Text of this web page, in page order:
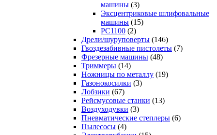
машины (3)
Эксцентриковые шлифовальные
машины (15)
PC1100 (2)
Дрели/шуруповерты (146)
Гвоздезабивные пистолеты (7)
Фрезерные машины (48)
Триммеры (14)
Ножницы по металлу (19)
Газонокосилки (3)
Лобзики (67)
Рейсмусовые станки (13)
Воздуходувки (3)
Пневматические степлеры (6)
Пылесосы (4)